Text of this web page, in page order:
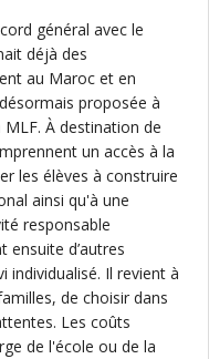
général avec le
déjà des
au Maroc et en
proposée à
MLF. À destination de
un accès à la
les élèves à construire
ainsi qu'à une
responsable
ensuite d’autres
individualisé. Il revient à
de choisir dans
Les coûts
de l'école ou de la